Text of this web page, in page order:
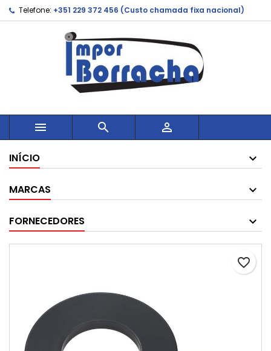
Telefone: +351 229 372 456 (Custo chamada fixa nacional)
  
INÍCIO
MARCAS
FORNECEDORES
favorite_border